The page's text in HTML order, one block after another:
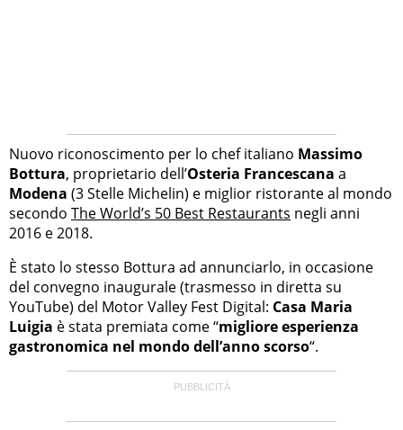
Nuovo riconoscimento per lo chef italiano Massimo
Bottura, proprietario dell’Osteria Francescana a
Modena (3 Stelle Michelin) e miglior ristorante al mondo
secondo The World’s 50 Best Restaurants negli anni
2016 e 2018.
È stato lo stesso Bottura ad annunciarlo, in occasione
del convegno inaugurale (trasmesso in diretta su
YouTube) del Motor Valley Fest Digital: Casa Maria
Luigia è stata premiata come “migliore esperienza
gastronomica nel mondo dell’anno scorso“.